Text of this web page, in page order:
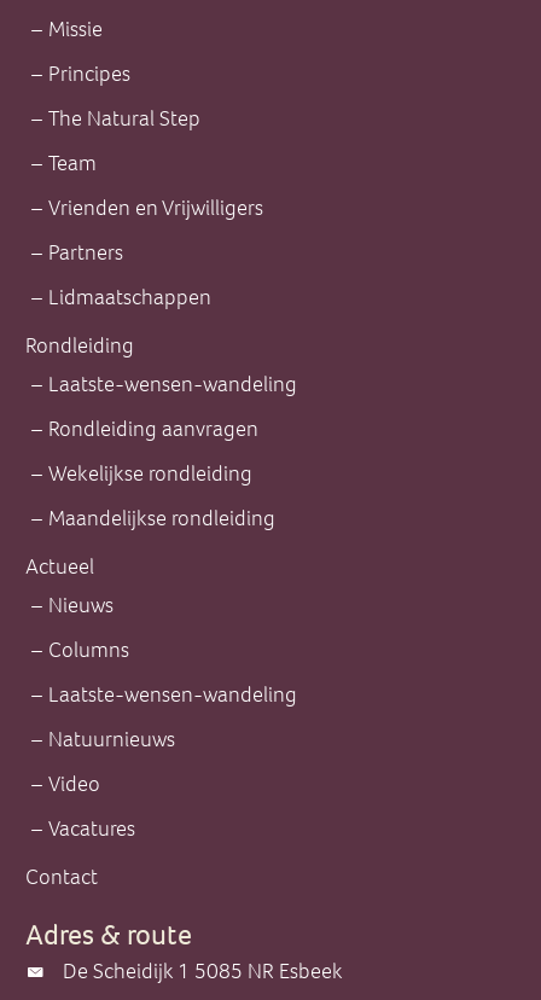
Missie
Principes
The Natural Step
Team
Vrienden en Vrijwilligers
Partners
Lidmaatschappen
Rondleiding
Laatste-wensen-wandeling
Rondleiding aanvragen
Wekelijkse rondleiding
Maandelijkse rondleiding
Actueel
Nieuws
Columns
Laatste-wensen-wandeling
Natuurnieuws
Video
Vacatures
Contact
Adres & route
De Scheidijk 1 5085 NR Esbeek
De Scheidijk 1 5085 NR Esbeek